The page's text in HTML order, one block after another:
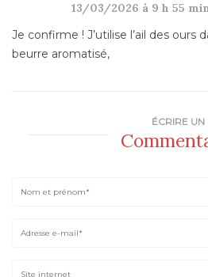
13/03/2026 à 9 h 55
Je confirme ! J’utilise l’ail des ours
beurre aromatisé,
ÉCRIRE UN